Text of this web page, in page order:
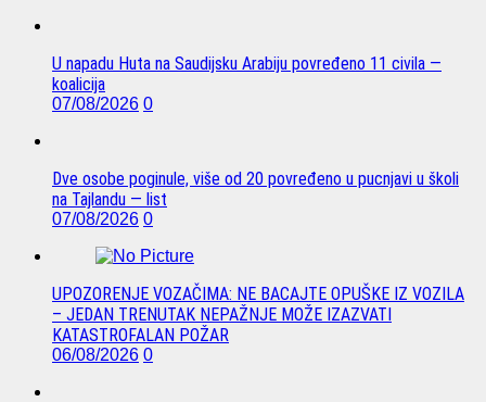
U napadu Huta na Saudijsku Arabiju povređeno 11 civila —
koalicija
07/08/2026 0
Dve osobe poginule, više od 20 povređeno u pucnjavi u školi
na Tajlandu — list
07/08/2026 0
UPOZORENJE VOZAČIMA: NE BACAJTE OPUŠKE IZ VOZILA
– JEDAN TRENUTAK NEPAŽNJE MOŽE IZAZVATI
KATASTROFALAN POŽAR
06/08/2026 0